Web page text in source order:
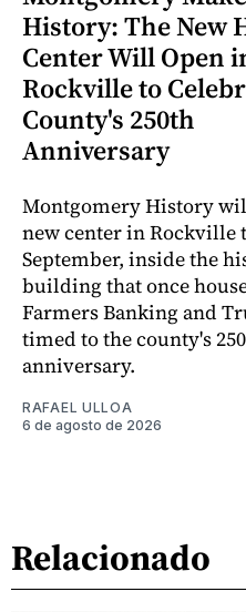
History: The New
Center Will Open
Rockville to
County's 250th
Anniversary
Montgomery History
new center in Rockville
September, inside the
building that once
Farmers Banking and
timed to the county's
anniversary.
RAFAEL ULLOA
6 de agosto de 2026
Relacionado